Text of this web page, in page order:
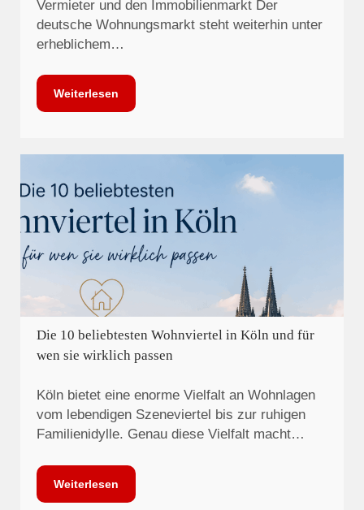
Vermieter und den Immobilienmarkt Der
deutsche Wohnungsmarkt steht weiterhin unter
erheblichem…
Weiterlesen
Die 10 beliebtesten Wohnviertel in Köln und für
wen sie wirklich passen
Köln bietet eine enorme Vielfalt an Wohnlagen
vom lebendigen Szeneviertel bis zur ruhigen
Familienidylle. Genau diese Vielfalt macht…
Weiterlesen